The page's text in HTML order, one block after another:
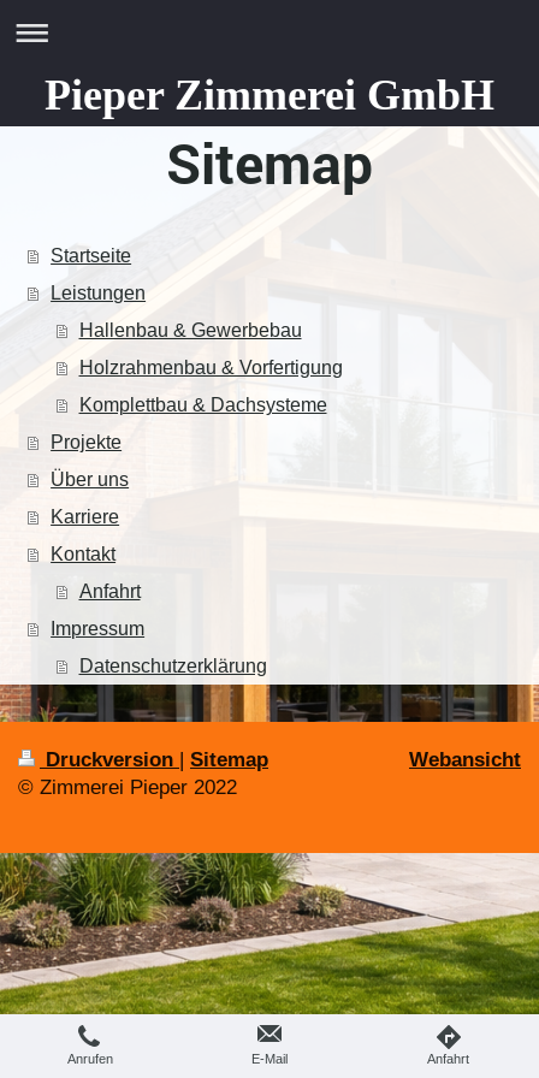
Pieper Zimmerei GmbH
Sitemap
Startseite
Leistungen
Hallenbau & Gewerbebau
Holzrahmenbau & Vorfertigung
Komplettbau & Dachsysteme
Projekte
Über uns
Karriere
Kontakt
Anfahrt
Impressum
Datenschutzerklärung
Druckversion
Sitemap
© Zimmerei Pieper 2022
Webansicht
Anrufen E-Mail Anfahrt